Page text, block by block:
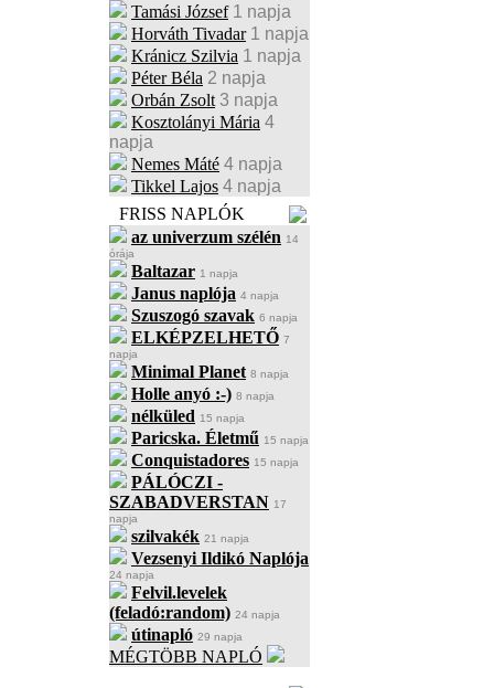
Tamási József 1 napja
Horváth Tivadar 1 napja
Kránicz Szilvia 1 napja
Péter Béla 2 napja
Orbán Zsolt 3 napja
Kosztolányi Mária 4
napja
Nemes Máté 4 napja
Tikkel Lajos 4 napja
FRISS NAPLÓK
az univerzum szélén 14
órája
Baltazar 1 napja
Janus naplója 4 napja
Szuszogó szavak 6 napja
ELKÉPZELHETŐ 7
napja
Minimal Planet 8 napja
Holle anyó :-) 8 napja
nélküled 15 napja
Paricska. Életmű 15 napja
Conquistadores 15 napja
PÁLÓCZI -
SZABADVERSTAN 17
napja
szilvakék 21 napja
Vezsenyi Ildikó Naplója
24 napja
Felvil.levelek
(feladó:random) 24 napja
útinapló 29 napja
MÉGTÖBB NAPLÓ